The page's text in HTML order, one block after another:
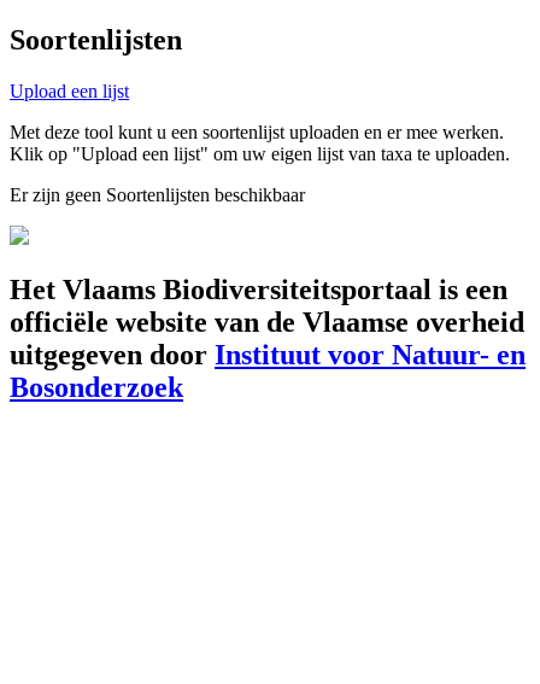
Soortenlijsten
Upload een lijst
Met deze tool kunt u een soortenlijst uploaden en er mee werken.
Klik op "Upload een lijst" om uw eigen lijst van taxa te uploaden.
Er zijn geen Soortenlijsten beschikbaar
Het Vlaams Biodiversiteitsportaal is een
officiële website van de Vlaamse overheid
uitgegeven door Instituut voor Natuur- en
Bosonderzoek